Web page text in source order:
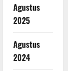
Agustus
2025
Agustus
2024